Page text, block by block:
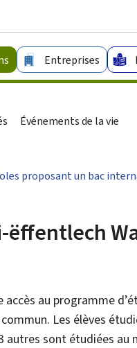
Entreprises
Événements de la vie
proposant un bac
ëffentlech
accès au programme
Les élèves
autres sont étudiées au